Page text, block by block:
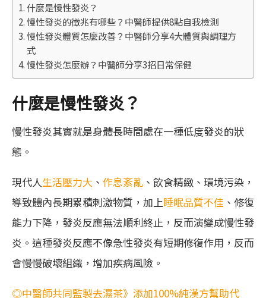
什麼是慢性發炎？
慢性發炎的徵兆有哪些？中醫師提供8點自我檢測
慢性發炎體質怎麼改善？中醫師分享4大體質與調理方
式
慢性發炎怎麼辦？中醫師分享3招日常保健
什麼是慢性發炎？
慢性發炎其實就是身體長時間處在一種低度發炎的狀
態。
現代人生活壓力大 、 作息紊亂 、飲食精緻、環境污染，
導致體內長期累積刺激物質，加上睡眠品質不佳 、修復
能力下降，發炎反應無法順利終止，反而演變成慢性發
炎。這種發炎反應不像急性發炎有短期修復作用，反而
會慢慢破壞組織，增加疾病風險。
◎中醫師共同監製去濕茶》添加100%純漢方幫助代